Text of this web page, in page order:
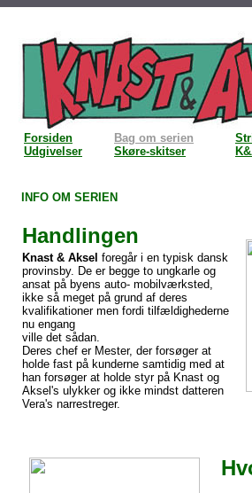
Forsiden Bag om serien
Udgivelser
Skøre-skitser
INFO OM SERIEN
Handlingen
Knast & Aksel foregår i en typisk dansk
provinsby. De er begge to ungkarle og
ansat på byens auto- mobilværksted,
ikke så meget på grund af deres
kvalifikationer men fordi tilfældighederne
nu engang
ville det sådan.
Deres chef er Mester, der forsøger at
holde fast på kunderne samtidig med at
han forsøger at holde styr på Knast og
Aksel's ulykker og ikke mindst datteren
Vera's narrestreger.